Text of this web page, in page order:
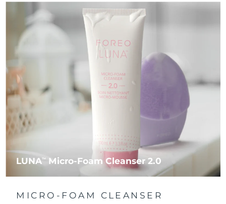
LUNATM Micro-Foam Cleanser 2.0
MICRO-FOAM CLEANSER